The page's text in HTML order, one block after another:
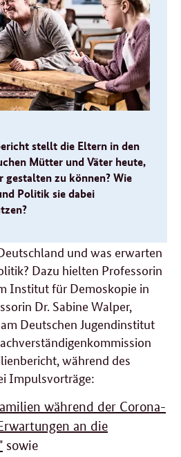
stellt die Eltern in den
Mütter und Väter heute,
gestalten zu können? Wie
Politik sie dabei
und was erwarten
Dazu hielten Professorin
Institut für Demoskopie in
Dr. Sabine Walper,
Deutschen Jugendinstitut
während des
Impulsvorträge:
während der Corona-
an die
sowie